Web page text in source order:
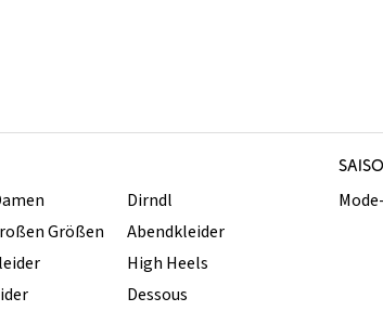
Größen
Dirndl
Abendkleider
High Heels
Dessous